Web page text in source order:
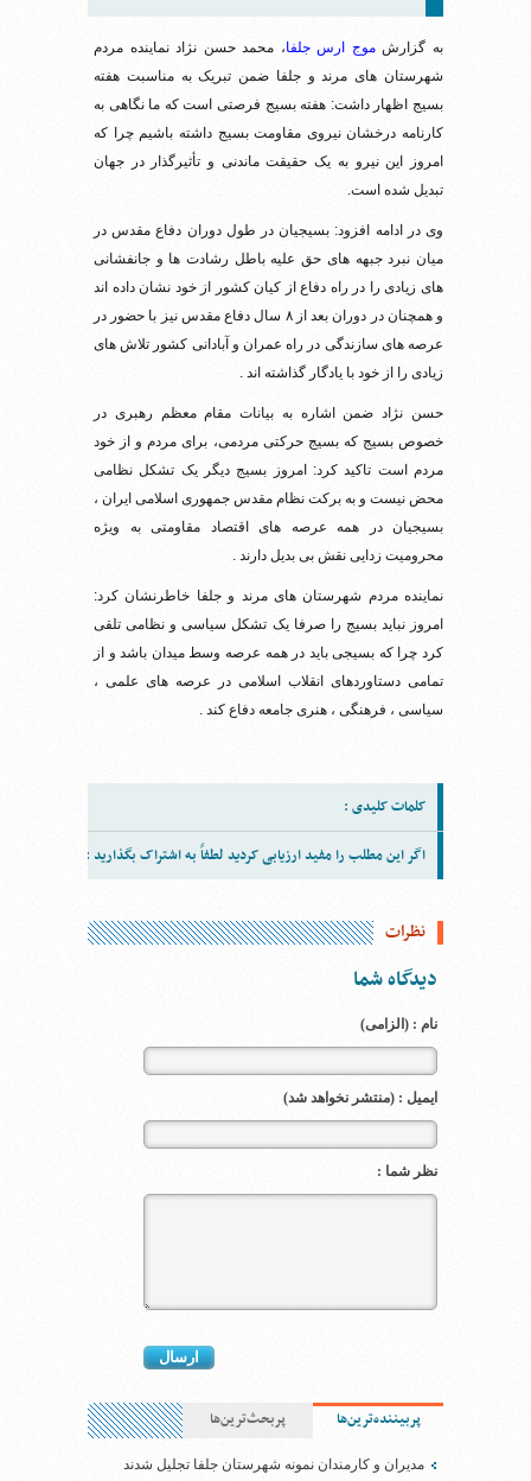
به گزارشموج ارس جلفا، محمد حسن نژاد نماینده مردم
شهرستان های مرند و جلفا ضمن تبریک به مناسبت هفته
بسیج اظهار داشت: هفته بسیج فرصتی است که ما نگاهی به
کارنامه درخشان نیروی مقاومت بسیج داشته باشیم چرا که
امروز این نیرو به یک حقیقت ماندنی و تأثیرگذار در جهان
تبدیل شده است.
وی در ادامه افزود: بسیجیان در طول دوران دفاع مقدس در
میان نبرد جبهه های حق علیه باطل رشادت ها و جانفشانی
های زیادی را در راه دفاع از کیان کشور از خود نشان داده اند
و همچنان در دوران بعد از ۸ سال دفاع مقدس نیز با حضور در
عرصه های سازندگی در راه عمران و آبادانی کشور تلاش های
زیادی را از خود با یادگار گذاشته اند .
حسن نژاد ضمن اشاره به بیانات مقام معظم رهبری در
خصوص بسیج که بسیج حرکتی مردمی، برای مردم و از خود
مردم است تاکید کرد: امروز بسیج دیگر یک تشکل نظامی
محض نیست و به برکت نظام مقدس جمهوری اسلامی ایران ،
بسیجیان در همه عرصه های اقتصاد مقاومتی به ویژه
محرومیت زدایی نقش بی بدیل دارند .
نماینده مردم شهرستان های مرند و جلفا خاطرنشان کرد:
امروز نباید بسیج را صرفا یک تشکل سیاسی و نظامی تلقی
کرد چرا که بسیجی باید در همه عرصه وسط میدان باشد و از
تمامی دستاوردهای انقلاب اسلامی در عرصه های علمی ،
سیاسی ، فرهنگی ، هنری جامعه دفاع کند .
کلمات کلیدی :
اگر این مطلب را مفید ارزیابی کردید لطفاً به اشتراک بگذارید :
نظرات
دیدگاه شما
نام : (الزامی)
ایمیل : (منتشر نخواهد شد)
نظر شما :
پربیننده‌ترین‌ها پربحث‌ترین‌ها
مدیران و کارمندان نمونه شهرستان جلفا تجلیل شدند